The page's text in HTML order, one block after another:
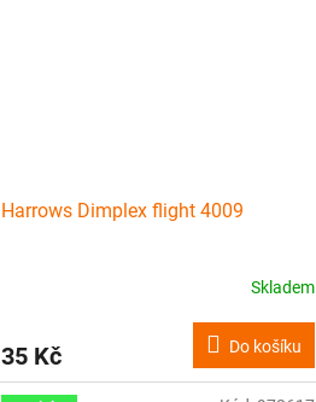
Harrows Dimplex flight 4009
Skladem
35 Kč Do košíku